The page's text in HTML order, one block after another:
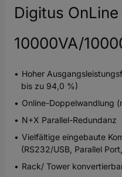
Digitus
10000VA/
Hoher
bis zu 94,0 %)
Online-Doppelwandlung
N+X Parallel-Redundanz
Vielfältige eingebaute
(RS232/USB, Parallel
Rack/ Tower